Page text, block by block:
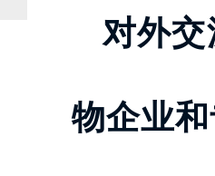
对外
物企业